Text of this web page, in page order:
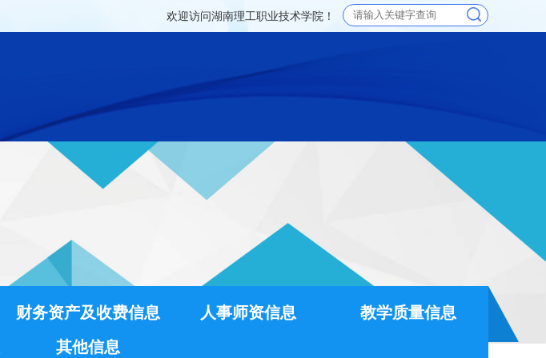
欢迎访问湖南理工职业技术学院！
财务资产及收费信息 人事师资信息
教学质量信息
其他信息